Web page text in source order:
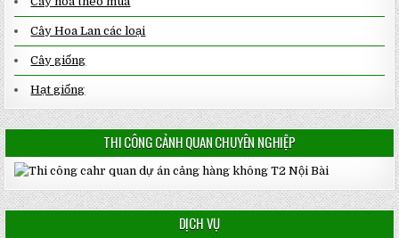
Cây Hoa Lan các loại
Cây giống
Hạt giống
THI CÔNG CẢNH QUAN CHUYÊN NGHIỆP
DỊCH VỤ